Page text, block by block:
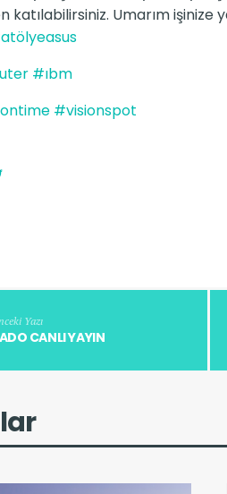
katılabilirsiniz. Umarım işinize
#ıbm
#visionspot
Yazı
CANLI YAYIN